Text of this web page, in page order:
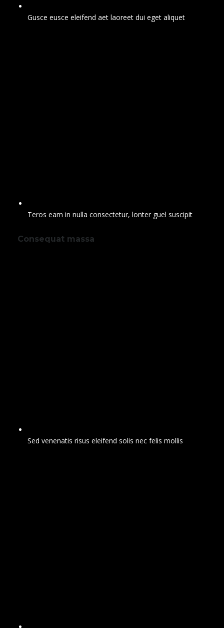
Gusce eusce eleifend aet laoreet dui eget aliquet
Teros eam in nulla consectetur, lonter guel suscipit
Consequat massa
Sed venenatis risus eleifend solis nec felis mollis